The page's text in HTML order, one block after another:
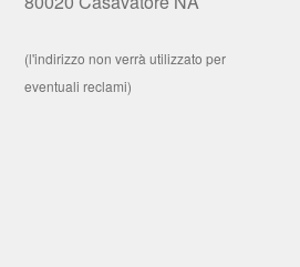
(l'indirizzo non verrà utilizzato per
eventuali reclami)